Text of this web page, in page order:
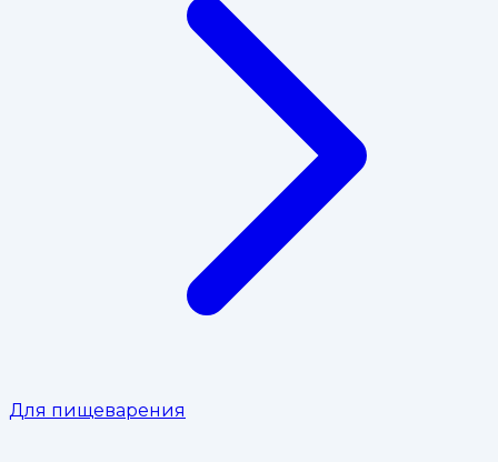
Для пищеварения